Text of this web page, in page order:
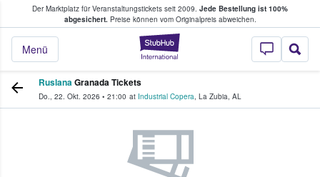
Der Marktplatz für Veranstaltungstickets seit 2009. Jede Bestellung ist 100%
abgesichert.Preise können vom Originalpreis abweichen.
StubHub - Wo
Menü
Tickets kaufen & verkaufen
RuslanaGranada Tickets
Do., 22. Okt. 2026 • 21:00 at Industrial Copera, La Zubia, AL